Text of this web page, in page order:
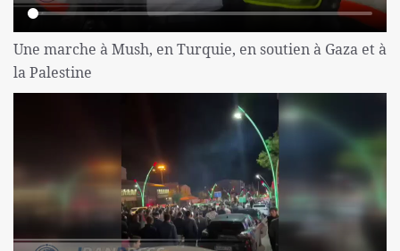
Une marche à Mush, en Turquie, en soutien à Gaza et à
la Palestine